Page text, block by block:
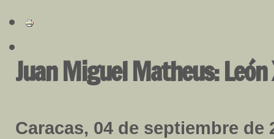
Juan Miguel Matheus:
Caracas, 04 de septiembre de